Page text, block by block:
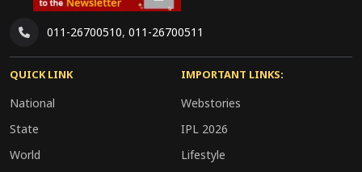
दिया है और मामले की जांच शुरू कर दी है। चूंकि मामला
मध्य प्रदेश से भी जुड़ा हुआ है, इसलिए आगे की कार्रवाई
संबंधित क्षेत्राधिकार के अनुसार की जाएगी। पुलिस का
का खुलासा हो सकेगा।
011-26700510, 011-26700511
QUICK LINK
National
State
World
IMPORTANT LINKS:
Webstories
IPL 2026
Lifestyle